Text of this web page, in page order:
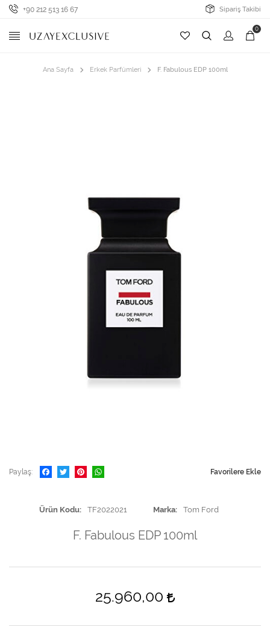
+90 212 513 16 67 Sipariş Takibi
0
Ana Sayfa Erkek Parfümleri F. Fabulous EDP 100ml
Paylaş Favorilere Ekle
Ürün Kodu TF2022021 Marka Tom Ford
F. Fabulous EDP 100ml
25.960,00